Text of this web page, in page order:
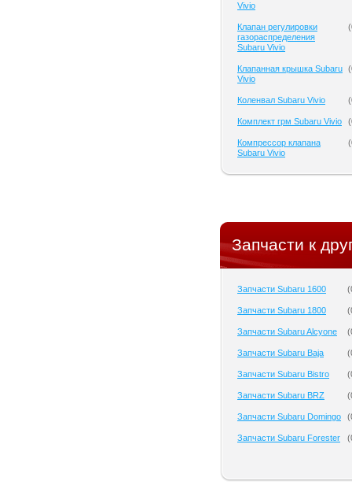
Vivio
Клапан регулировки
газораспределения
Subaru Vivio
(
Клапанная крышка Subaru
Vivio
(
Коленвал Subaru Vivio (
Комплект грм Subaru Vivio (
Компрессор клапана
Subaru Vivio
(
Запчасти к
Запчасти Subaru 1600 (
Запчасти Subaru 1800 (
Запчасти Subaru Alcyone (
Запчасти Subaru Baja (
Запчасти Subaru Bistro (
Запчасти Subaru BRZ (
Запчасти Subaru Domingo (
Запчасти Subaru Forester (